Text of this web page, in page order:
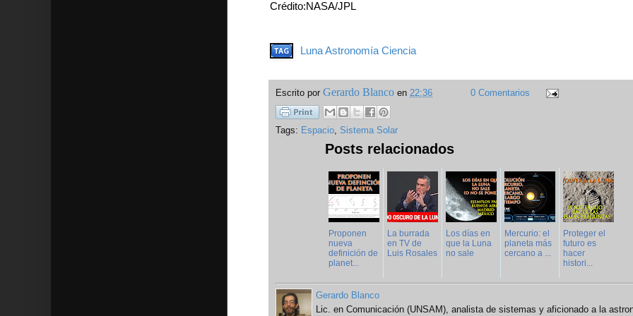
Crédito:NASA/JPL
LunaAstronomía Ciencia
Escrito por Gerardo Blanco en 22:36 0 Comentarios
Tags: Espacio, Sistema Solar
Posts relacionados
Proponen
nueva
definición de
planet...
La burrada
en TV de
Luis Rosales
Los días en
que la Luna
no sale
Mercurio: el
planeta más
cercano a ...
Proteger el
futuro es
hacer
histori...
Gerardo Blanco
Lic. en Comunicación (UNSAM), analista de sistemas y aficionado a la